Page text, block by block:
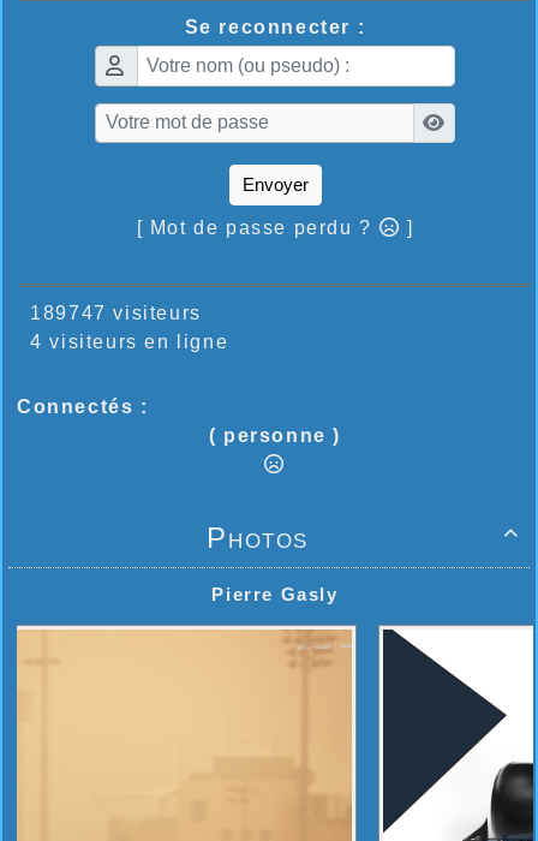
Se reconnecter :
Envoyer
[ Mot de passe perdu ? ]
189747 visiteurs
4 visiteurs en ligne
Connectés :
( personne )

Photos
Pierre Gasly